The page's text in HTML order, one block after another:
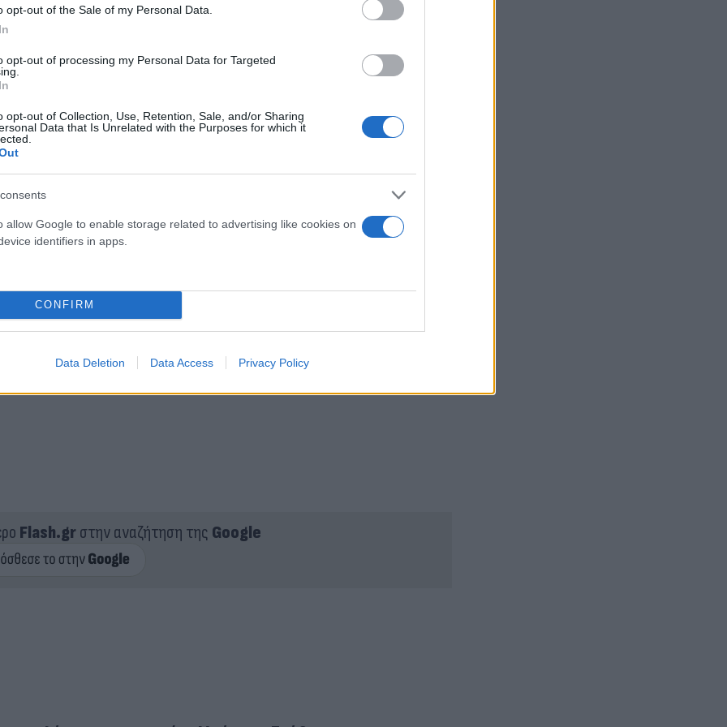
opt-out of the Sale of my Personal Data.
opt-out of processing my Personal Data for Targeted
opt-out of Collection, Use, Retention, Sale, and/or Sharing
Data that Is Unrelated with the Purposes for which it
allow Google to enable storage related to advertising like cookies on
identifiers in apps.
CONFIRM
Data Deletion Data Access Privacy Policy
τα ανωτέρω προϊόντα καπνιστής πέστροφας, να μην τα
στην
ιστοσελίδα της επιχείρησης
Flash.grστην αναζήτηση της Google